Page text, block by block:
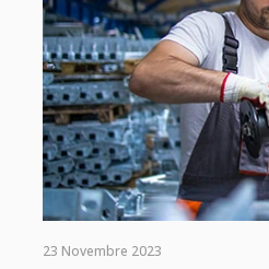
23 Novembre 2023